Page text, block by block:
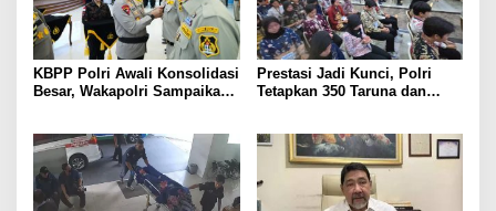
KBPP Polri Awali Konsolidasi
Besar, Wakapolri Sampaikan
Prestasi Jadi Kunci, Polri
Tetapkan 350 Taruna dan